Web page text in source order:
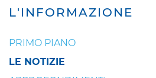
L'INFORMAZIONE
PRIMO PIANO
LE NOTIZIE